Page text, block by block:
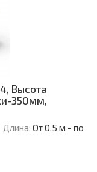
Высота
350мм,
Длина: От 0,5 м - по